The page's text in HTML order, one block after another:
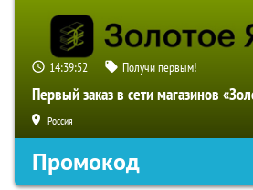
14:39:51 Получи первым!
Первый заказ в сети магазинов
Россия
Промокод